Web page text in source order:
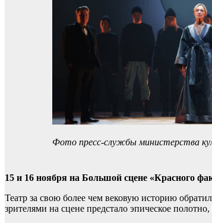
Фото пресс-службы министерства
15 и 16 ноября на Большой сцене «Красного
Театр за свою более чем вековую историю
зрителями на сцене предстало эпическое